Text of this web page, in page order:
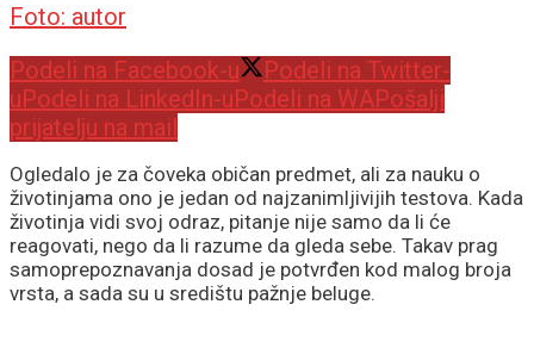
Foto: autor
Podeli na Facebook-u
Podeli na Twitter-
uPodeli na LinkedIn-uPodeli na WAPošalji
prijatelju na mail
Ogledalo je za čoveka običan predmet, ali za nauku o
životinjama ono je jedan od najzanimljivijih testova. Kada
životinja vidi svoj odraz, pitanje nije samo da li će
reagovati, nego da li razume da gleda sebe. Takav prag
samoprepoznavanja dosad je potvrđen kod malog broja
vrsta, a sada su u središtu pažnje beluge.